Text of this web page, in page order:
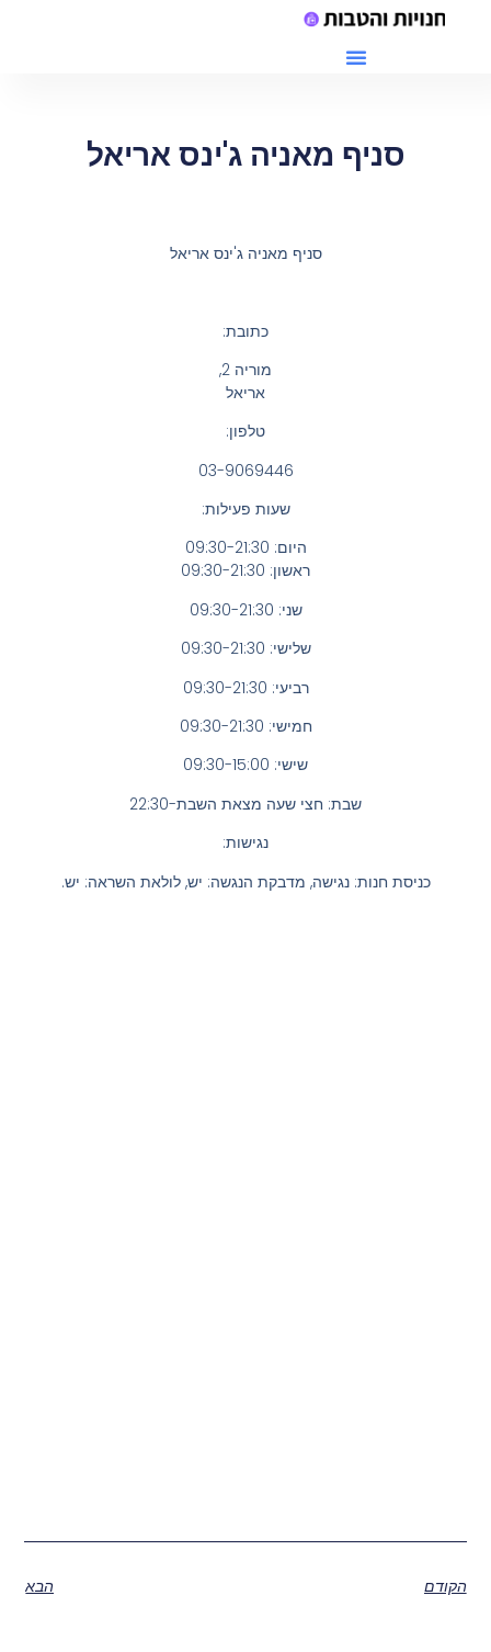
סניף מאניה ג'ינס אריאל
סניף מאניה ג'ינס אריאל
כתובת:
מוריה 2
,
אריאל
טלפון:
03-9069446
שעות פעילות:
היום: 09:30-21:30
ראשון: 09:30-21:30
שני: 09:30-21:30
שלישי: 09:30-21:30
רביעי: 09:30-21:30
חמישי: 09:30-21:30
שישי: 09:30-15:00
שבת: חצי שעה מצאת השבת-22:30
נגישות:
כניסת חנות: נגישה, מדבקת הנגשה: יש, לולאת השראה: יש.
הקודם הבא